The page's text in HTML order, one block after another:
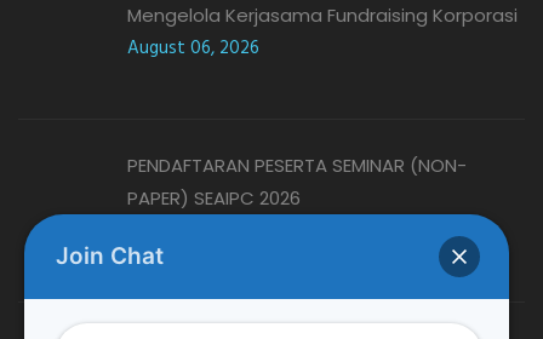
Mengelola Kerjasama Fundraising Korporasi
August 06, 2026
PENDAFTARAN PESERTA SEMINAR (NON-
PAPER) SEAIPC 2026
Join Chat